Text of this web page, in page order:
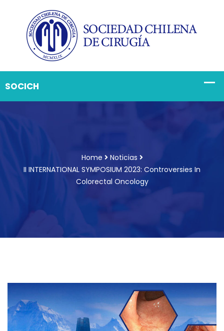
Home
Noticias
II INTERNATIONAL SYMPOSIUM 2023: Controversies In
Colorectal Oncology